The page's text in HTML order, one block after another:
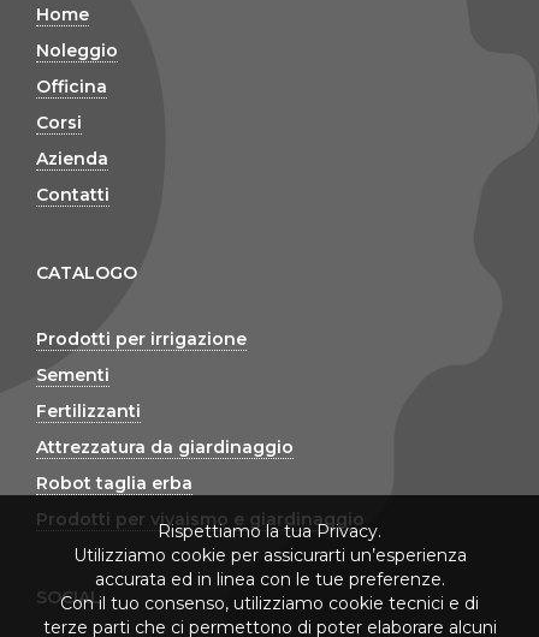
Home
Noleggio
Officina
Corsi
Azienda
Contatti
CATALOGO
Prodotti per irrigazione
Sementi
Fertilizzanti
Attrezzatura da giardinaggio
Robot taglia erba
Prodotti per vivaismo e giardinaggio
SOCIAL
Rispettiamo la tua Privacy.
Utilizziamo cookie per assicurarti un’esperienza
accurata ed in linea con le tue preferenze.
Con il tuo consenso, utilizziamo cookie tecnici e di
terze parti che ci permettono di poter elaborare alcuni